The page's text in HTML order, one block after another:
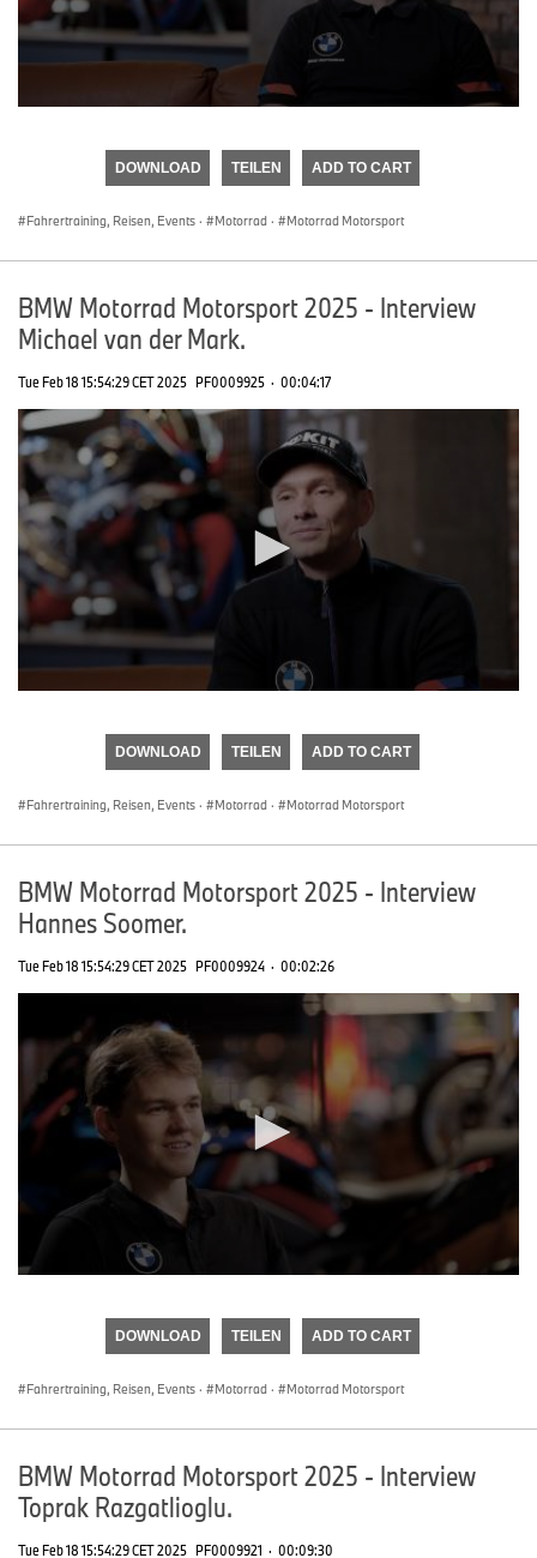
DOWNLOAD TEILEN ADD TO CART
Fahrertraining, Reisen, Events · Motorrad · Motorrad Motorsport
BMW Motorrad Motorsport 2025 - Interview
Michael van der Mark.
Tue Feb 18 15:54:29 CET 2025 PF0009925 · 00:04:17
DOWNLOAD TEILEN ADD TO CART
Fahrertraining, Reisen, Events · Motorrad · Motorrad Motorsport
BMW Motorrad Motorsport 2025 - Interview
Hannes Soomer.
Tue Feb 18 15:54:29 CET 2025 PF0009924 · 00:02:26
DOWNLOAD TEILEN ADD TO CART
Fahrertraining, Reisen, Events · Motorrad · Motorrad Motorsport
BMW Motorrad Motorsport 2025 - Interview
Toprak Razgatlioglu.
Tue Feb 18 15:54:29 CET 2025 PF0009921 · 00:09:30